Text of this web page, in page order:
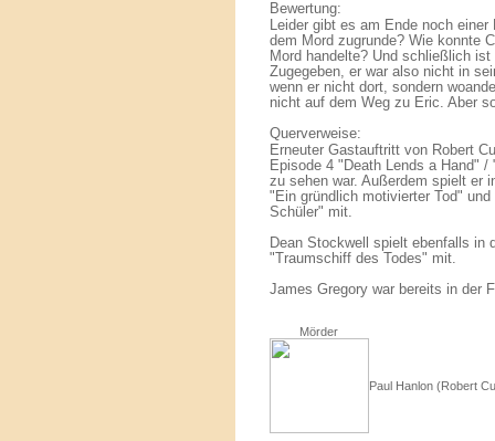
Bewertung:
Leider gibt es am Ende noch
dem Mord zugrunde? Wie konnte
Mord handelte? Und schließlich
Zugegeben, er war also nicht in
wenn er nicht dort, sondern
nicht auf dem Weg zu Eric. Aber
Querverweise:
Erneuter Gastauftritt von Robert
Episode 4 "Death Lends a Hand"
zu sehen war. Außerdem spielt er
"Ein gründlich motivierter Tod"
Schüler" mit.
Dean Stockwell spielt ebenfalls in
"Traumschiff des Todes" mit.
James Gregory war bereits in der
Mörder
Paul Hanlon (Robert